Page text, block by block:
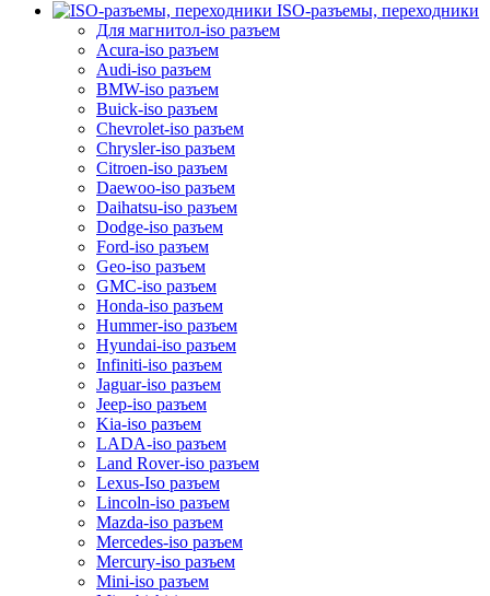
ISO-разъемы, переходники
Для магнитол-iso разъем
Acura-iso разъем
Audi-iso разъем
BMW-iso разъем
Buick-iso разъем
Chevrolet-iso разъем
Chrysler-iso разъем
Citroen-iso разъем
Daewoo-iso разъем
Daihatsu-iso разъем
Dodge-iso разъем
Ford-iso разъем
Geo-iso разъем
GMC-iso разъем
Honda-iso разъем
Hummer-iso разъем
Hyundai-iso разъем
Infiniti-iso разъем
Jaguar-iso разъем
Jeep-iso разъем
Kia-iso разъем
LADA-iso разъем
Land Rover-iso разъем
Lexus-Iso разъем
Lincoln-iso разъем
Mazda-iso разъем
Mercedes-iso разъем
Mercury-iso разъем
Mini-iso разъем